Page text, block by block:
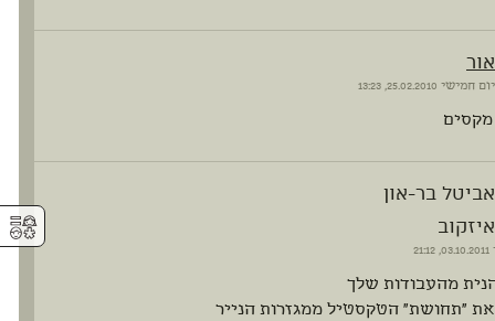
אור
יום חמישי
אביטל בר-און
איזקוב
מהעבודות שלך
"תחושת" הטקסטיל ממגזרות הנייר
⚥︎